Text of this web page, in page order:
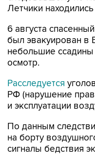
Летчики
6 августа
был эвакуирован в
небольшие
осмотр.
Расследуется
РФ (нарушение
и эксплуатации
По данным
на борту
сигналы бедствия